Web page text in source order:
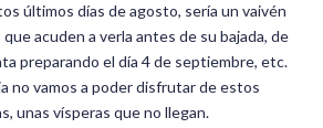
últimos días de agosto, sería un vaivén
acuden a verla antes de su bajada, de
preparando el día 4 de septiembre, etc.
no vamos a poder disfrutar de estos
unas vísperas que no llegan.